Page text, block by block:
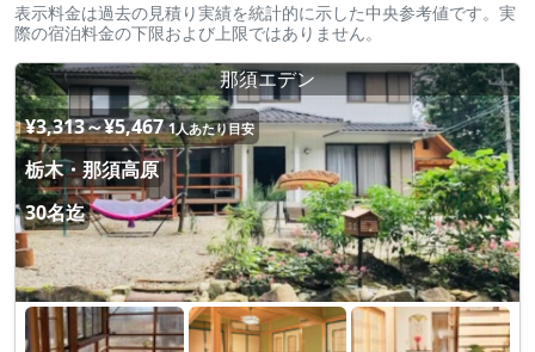
表示料金は過去の見積り実績を統計的に示した中央参考値です。実
際の宿泊料金の下限および上限ではありません。
那須エデン
¥3,313～¥5,467 1人あたり目安
栃木・那須高原
30名迄